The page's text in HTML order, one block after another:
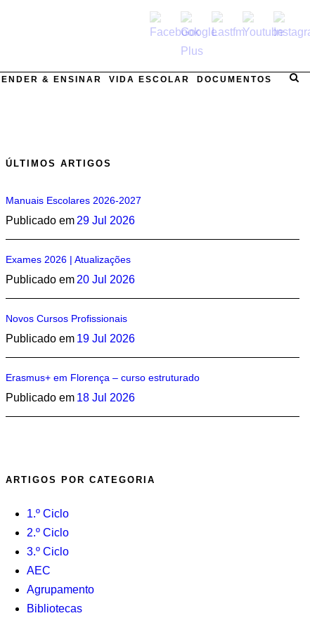
& ENSINAR VIDA ESCOLAR DOCUMENTOS
ÚLTIMOS ARTIGOS
Manuais Escolares 2026-2027
Publicado em 29 Jul 2026
Exames 2026 | Atualizações
Publicado em 20 Jul 2026
Novos Cursos Profissionais
Publicado em 19 Jul 2026
Erasmus+ em Florença – curso estruturado
Publicado em 18 Jul 2026
ARTIGOS POR CATEGORIA
1.º Ciclo
2.º Ciclo
3.º Ciclo
AEC
Agrupamento
Bibliotecas